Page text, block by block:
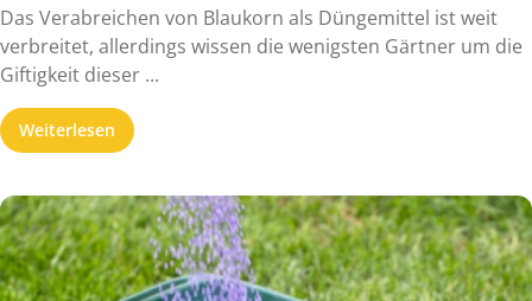
Das Verabreichen von Blaukorn als Düngemittel ist weit
verbreitet, allerdings wissen die wenigsten Gärtner um die
Giftigkeit dieser ...
Weiterlesen